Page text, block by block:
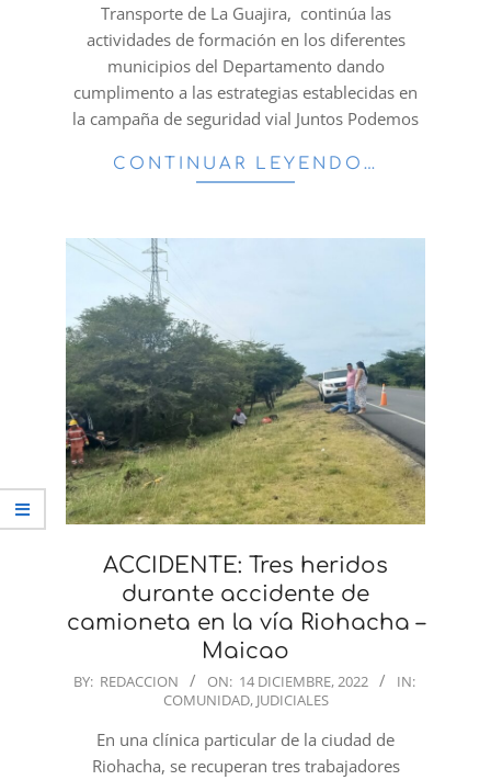
Transporte de La Guajira, continúa las
actividades de formación en los diferentes
municipios del Departamento dando
cumplimento a las estrategias establecidas en
la campaña de seguridad vial Juntos Podemos
CONTINUAR LEYENDO…
ACCIDENTE: Tres heridos
durante accidente de
camioneta en la vía Riohacha –
Maicao
2022-
BY: REDACCION ON: 14 DICIEMBRE, 2022
IN:
COMUNIDAD, JUDICIALES
En una clínica particular de la ciudad de
Riohacha, se recuperan tres trabajadores